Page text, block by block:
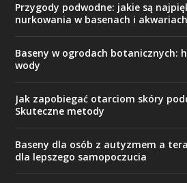
Przygody podwodne: jakie są
nurkowania w basenach i
Baseny w ogrodach botanicznych:
wody
Jak zapobiegać otarciom skóry
Skuteczne metody
Baseny dla osób z autyzmem a
dla lepszego samopoczucia